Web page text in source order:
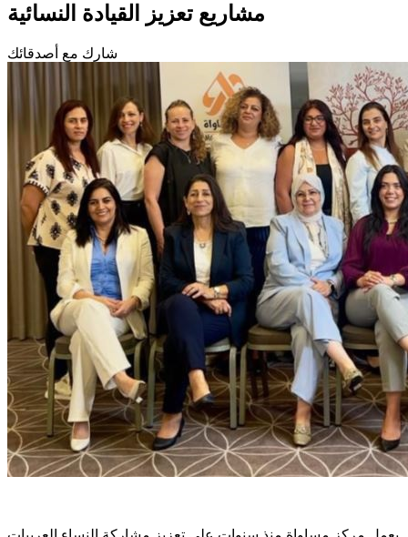
مشاريع تعزيز القيادة النسائية
شارك مع أصدقائك